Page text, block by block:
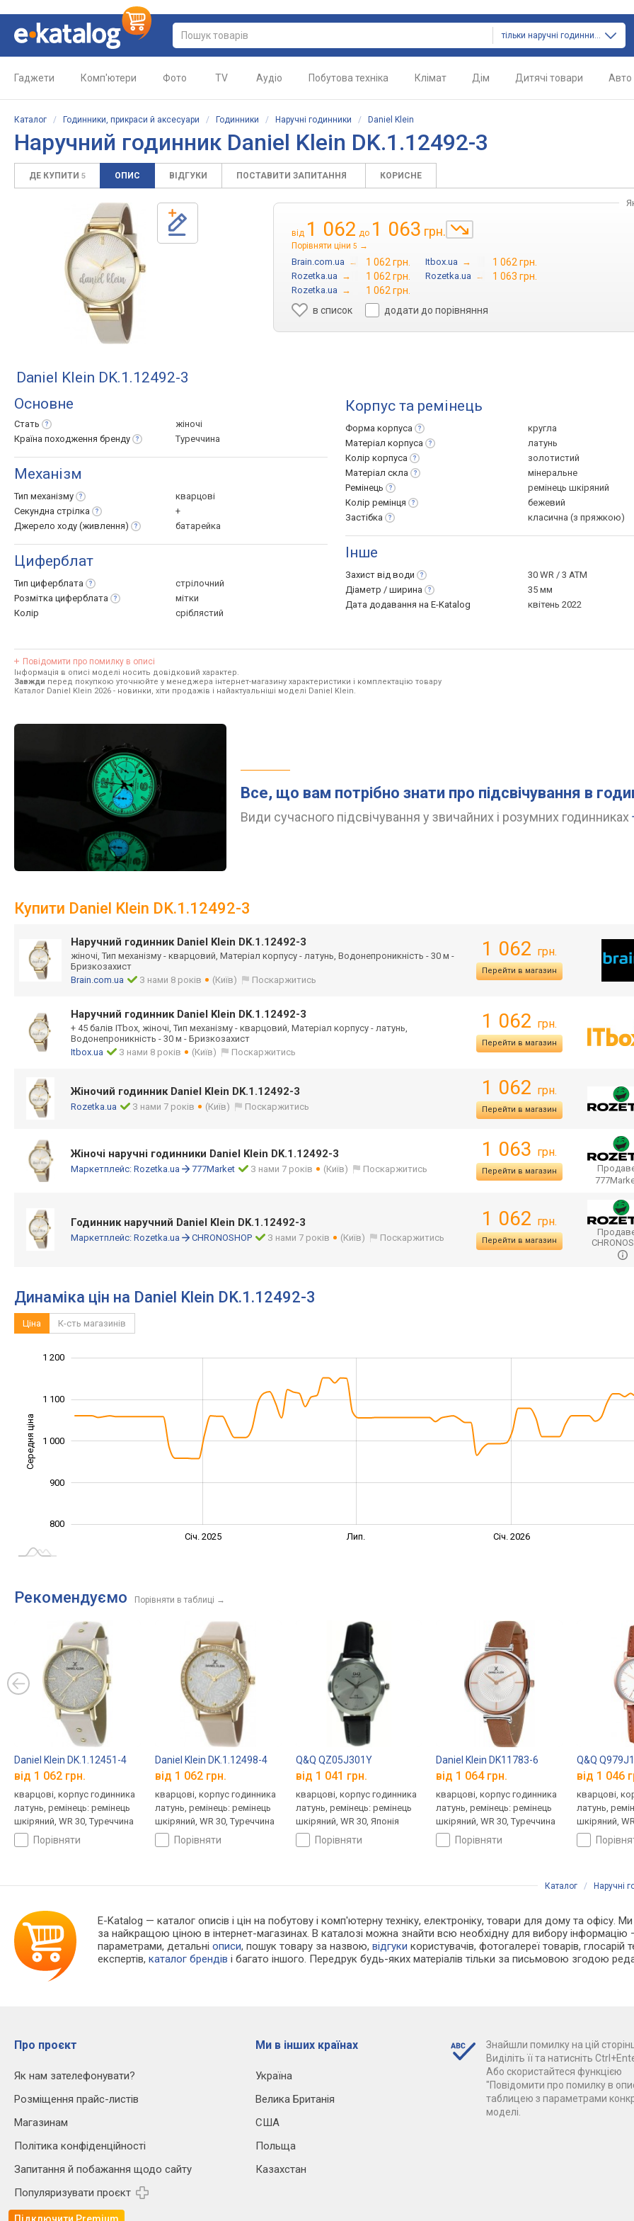
тільки наручні годинники
Гаджети Комп'ютери Фото TV Аудіо Побутова техніка Клімат Дім Дитячі товари Авто
Каталог / Годинники, прикраси й аксесуари / Годинники / Наручні годинники / Daniel Klein
Наручний годинник Daniel Klein DK.1.12492-3
ДЕ КУПИТИ 5 ОПИС ВІДГУКИ ПОСТАВИТИ ЗАПИТАННЯ КОРИСНЕ
від 1 062 до 1 063 грн.
Порівняти ціни 5 →
Brain.com.ua → 1 062 грн. Itbox.ua → 1 062 грн.
Rozetka.ua → 1 062 грн. Rozetka.ua → 1 063 грн.
Rozetka.ua →
1 062 грн.
в список
додати до порівняння
Daniel Klein DK.1.12492-3
Основне
Стать
жіночі
Країна походження бренду Туреччина
Механізм
Тип механізму
кварцові
Секундна стрілка
+
Джерело ходу (живлення) батарейка
Циферблат
Тип циферблата
стрілочний
Розмітка циферблата
мітки
Колір
сріблястий
Корпус та ремінець
Форма корпуса
кругла
Матеріал корпуса
латунь
Колір корпуса
золотистий
Матеріал скла
мінеральне
Ремінець
ремінець шкіряний
Колір ремінця
бежевий
Застібка
класична (з пряжкою)
Інше
Захист від води
30 WR / 3 ATM
Діаметр / ширина
35 мм
Дата додавання на E-Katalog
квітень 2022
Повідомити про помилку в описі
Інформація в описі моделі носить довідковий характер.
Завжди перед покупкою уточнюйте у менеджера інтернет-магазину характеристики і комплектацію товару
Каталог Daniel Klein 2026 - новинки, хіти продажів і найактуальніші моделі Daniel Klein.
Все, що вам потрібно знати про підсвічування в
Види сучасного підсвічування у звичайних і розумних годинниках
Купити Daniel Klein DK.1.12492-3
Наручний годинник Daniel Klein DK.1.12492-3
жіночі, Тип механізму - кварцовий, Матеріал корпусу - латунь, Водонепроникність - 30 м -
Бризкозахист
Brain.com.ua
З нами 8 років (Київ) Поскаржитись
1 062 грн.
Перейти в магазин
Наручний годинник Daniel Klein DK.1.12492-3
+ 45 балів ITbox, жіночі, Тип механізму - кварцовий, Матеріал корпусу - латунь,
Водонепроникність - 30 м - Бризкозахист
Itbox.ua
З нами 8 років (Київ) Поскаржитись
1 062 грн.
Перейти в магазин
Жіночий годинник Daniel Klein DK.1.12492-3
Rozetka.ua З нами 7 років (Київ) Поскаржитись
1 062 грн.
Перейти в магазин
Жіночі наручні годинники Daniel Klein DK.1.12492-3
Маркетплейс: Rozetka.ua 777Market З нами 7 років (Київ) Поскаржитись
1 063 грн.
Перейти в магазин
Годинник наручний Daniel Klein DK.1.12492-3
Маркетплейс: Rozetka.ua CHRONOSHOP З нами 7 років (Київ) Поскаржитись
1 062 грн.
Перейти в магазин
Динаміка цін на Daniel Klein DK.1.12492-3
Ціна К-сть магазинів
Середня ціна 1 000
800
900
1 000
1 100
1 200
Січ. 2025 Лип. Січ. 2026
Рекомендуємо Порівняти в таблиці →
Daniel Klein DK.1.12451-4
від 1 062 грн.
кварцові, корпус годинника
латунь, ремінець: ремінець
шкіряний, WR 30, Туреччина
порівняти
Daniel Klein DK.1.12498-4
від 1 062 грн.
кварцові, корпус годинника
латунь, ремінець: ремінець
шкіряний, WR 30, Туреччина
порівняти
Q&Q QZ05J301Y
від 1 041 грн.
кварцові, корпус годинника
латунь, ремінець: ремінець
шкіряний, WR 30, Японія
порівняти
Daniel Klein DK11783-6
від 1 064 грн.
кварцові, корпус годинника
латунь, ремінець: ремінець
шкіряний, WR 30, Туреччина
порівняти
Q&Q
від 1 046
кварцові,
латунь,
шкіряний,
Каталог / Наручні
E-Katalog — каталог описів і цін на побутову і комп'ютерну техніку, електроніку, товари для дому та офісу.
за найкращою ціною в інтернет-магазинах. В каталозі можна знайти всю необхідну для вибору
параметрами, детальніописи, пошук товару за назвою,відгуки користувачів, фотогалереї товарів, глосарій
експертів,каталог брендів і багато іншого. Передрук будь-яких матеріалів тільки за письмовою згодою
Про проєкт
Як нам зателефонувати?
Розміщення прайс-листів
Магазинам
Політика конфіденційності
Запитання й побажання щодо сайту
Популяризувати проєкт
Ми в інших країнах
Україна
Велика Британія
США
Польща
Казахстан
Знайшли помилку на цій
Виділіть її та натисніть
Або скористайтеся функцією
"Повідомити про помилку в
таблицею з параметрами
моделі.